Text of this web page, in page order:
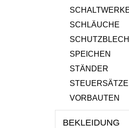
SCHLÄUCHE
SPEICHEN
STÄNDER
STEUERSÄTZE
VORBAUTEN
BEKLEIDUNG